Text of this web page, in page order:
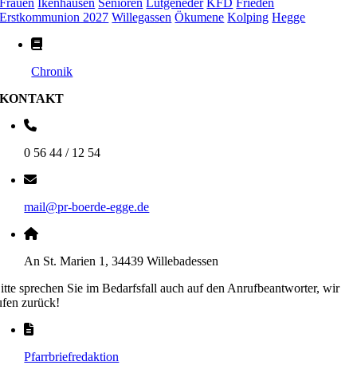
Frauen Ikenhausen Senioren Lütgeneder KFD Frieden
Erstkommunion 2027 Willegassen Ökumene Kolping Hegge
Chronik
KONTAKT
0 56 44 / 12 54
mail@pr-boerde-egge.de
An St. Marien 1, 34439 Willebadessen
sprechen Sie im Bedarfsfall auch auf den Anrufbeantworter, wir
zurück!
Pfarrbriefredaktion